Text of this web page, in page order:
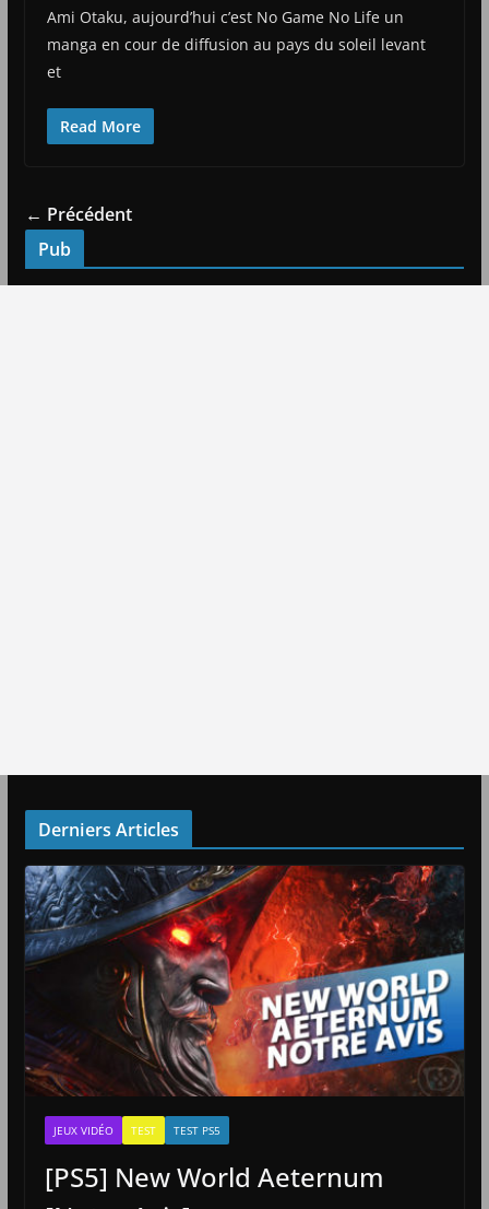
Ami Otaku, aujourd’hui c’est No Game No Life un
manga en cour de diffusion au pays du soleil levant
et
Read More
← Précédent
Pub
Derniers Articles
JEUX VIDÉO TEST TEST PS5
[PS5] New World Aeternum